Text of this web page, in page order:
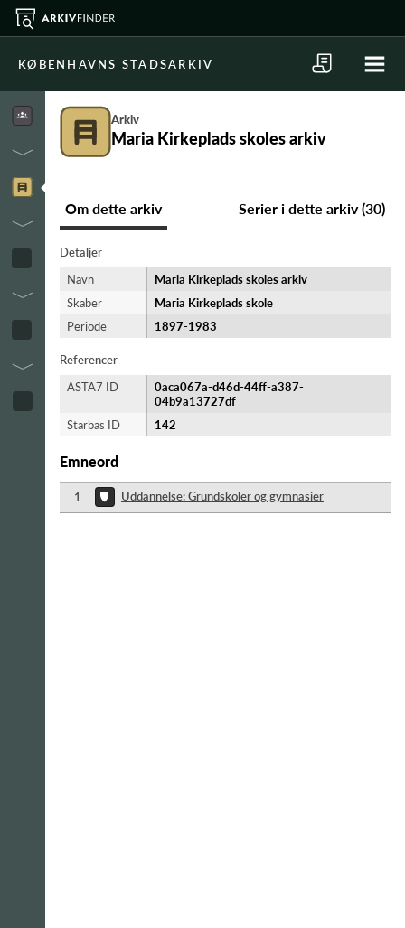
KØBENHAVNS STADSARKIV
Arkiv
Maria Kirkeplads skoles arkiv
Om dette arkiv Serier i dette arkiv (30)
Detaljer
Navn
Maria Kirkeplads skoles arkiv
Skaber
Maria Kirkeplads skole
Periode
1897-​1983
Referencer
ASTA7 ID
0aca067a-d46d-44ff-a387-
04b9a13727df
Starbas ID
142
Emneord
1 Uddannelse: Grundskoler og gymnasier